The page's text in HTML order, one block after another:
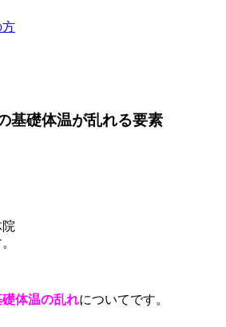
礎体温が乱れる要素
礎体温の乱れについてです。